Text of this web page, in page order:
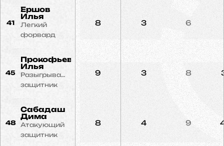
41
Ершов
Илья
Легкий
форвард
8 3 6
45
Прокофьев
Илья
Разыгрывающий
защитник
9 3 8
48
Сабадаш
Дима
Атакующий
защитник
8 4 9